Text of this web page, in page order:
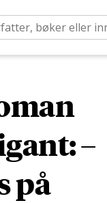
–
på